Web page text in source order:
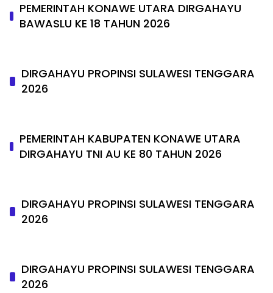
PEMERINTAH KONAWE UTARA DIRGAHAYU
BAWASLU KE 18 TAHUN 2026
DIRGAHAYU PROPINSI SULAWESI TENGGARA
2026
PEMERINTAH KABUPATEN KONAWE UTARA
DIRGAHAYU TNI AU KE 80 TAHUN 2026
DIRGAHAYU PROPINSI SULAWESI TENGGARA
2026
DIRGAHAYU PROPINSI SULAWESI TENGGARA
2026